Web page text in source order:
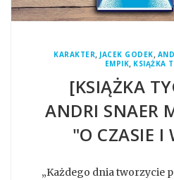
KARAKTER,JACEK GODEK,
EMPIK, KSIĄŻKA
[KSIĄŻKA
ANDRI SNAER
"O CZASIE I
„Każdego dnia tworzycie